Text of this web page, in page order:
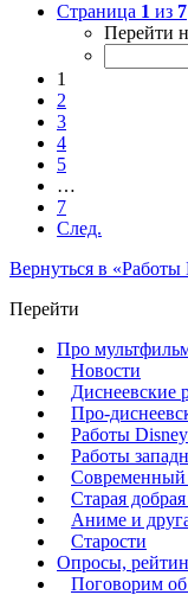
Страница 1 из 7
Перейти
1
2
3
4
5
…
7
След.
Вернуться в «Работы
Перейти
Про
Новости
Диснеевские
Про-
Работы
Работы
Современный
Старая
Аниме и
Старости
Опросы,
Поговорим